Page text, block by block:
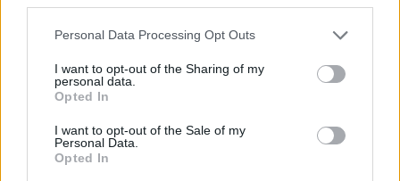
Please note that this website/app uses one or more Google
not limited to your visit or usage behaviour. You may click to
grant or deny consent to Google and its third-party tags to
use your data for below specified purposes in below Google
consent section.
Personal Data Processing Opt Outs
I want to opt-out of the Sharing of my
personal data.
Opted In
I want to opt-out of the Sale of my
Personal Data.
Opted In
RoboCop: Rogue City – Unfinished Business teszt –